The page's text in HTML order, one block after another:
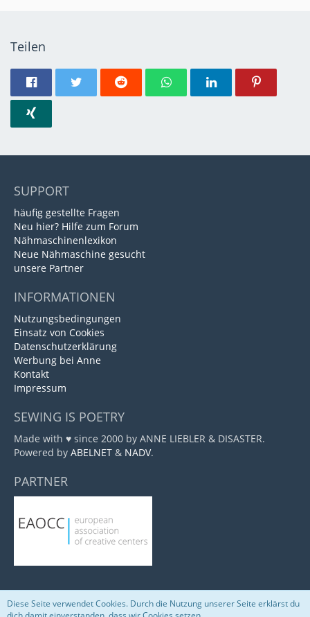
Teilen
SUPPORT
häufig gestellte Fragen
Neu hier? Hilfe zum Forum
Nähmaschinenlexikon
Neue Nähmaschine gesucht
unsere Partner
INFORMATIONEN
Nutzungsbedingungen
Einsatz von Cookies
Datenschutzerklärung
Werbung bei Anne
Kontakt
Impressum
SEWING IS POETRY
Made with ♥ since 2000 by ANNE LIEBLER & DISASTER.
Powered by ABELNET & NADV.
PARTNER
Community-Software:WoltLab Suite™
Diese Seite verwendet Cookies. Durch die Nutzung unserer Seite erklärst du